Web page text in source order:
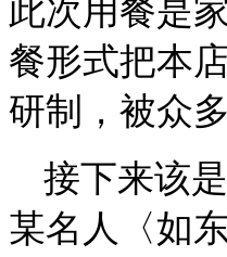
此次用餐是
餐形式把本
研制，被众
接下来该
某名人〈如